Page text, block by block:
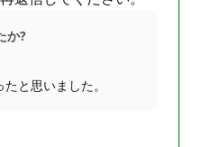
か?
と思いました。